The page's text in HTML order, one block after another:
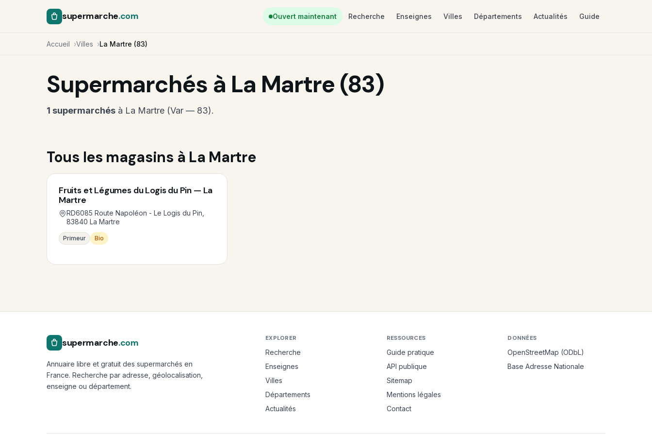
supermarche.com Ouvert maintenant Recherche Enseignes Villes Départements Actualités Guide
Accueil Villes La Martre (83)
Supermarchés à La Martre (83)
1 supermarchés à La Martre (Var — 83).
Tous les magasins à La Martre
Fruits et Légumes du Logis du Pin — La
Martre
RD6085 Route Napoléon - Le Logis du Pin,
83840 La Martre
Primeur Bio
supermarche.com
Annuaire libre et gratuit des supermarchés en
France. Recherche par adresse, géolocalisation,
enseigne ou département.
EXPLORER
Recherche
Enseignes
Villes
Départements
Actualités
RESSOURCES
Guide pratique
API publique
Sitemap
Mentions légales
Contact
DONNÉES
OpenStreetMap (ODbL)
Base Adresse Nationale